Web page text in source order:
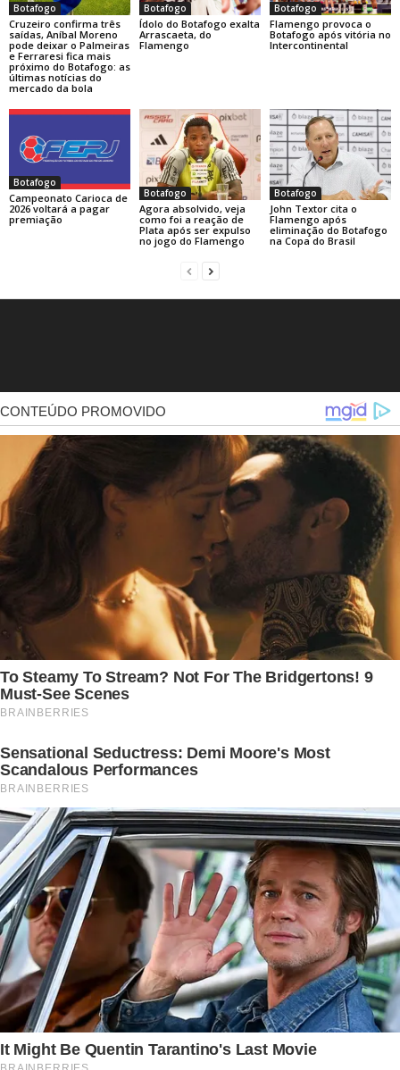
Botafogo
Cruzeiro confirma três
saídas, Aníbal Moreno
pode deixar o Palmeiras
e Ferraresi fica mais
próximo do Botafogo: as
últimas notícias do
mercado da bola
Botafogo
Ídolo do Botafogo exalta
Arrascaeta, do
Flamengo
Botafogo
Flamengo provoca o
Botafogo após vitória no
Intercontinental
Botafogo
Campeonato Carioca de
2026 voltará a pagar
premiação
Botafogo
Agora absolvido, veja
como foi a reação de
Plata após ser expulso
no jogo do Flamengo
Botafogo
John Textor cita o
Flamengo após
eliminação do Botafogo
na Copa do Brasil